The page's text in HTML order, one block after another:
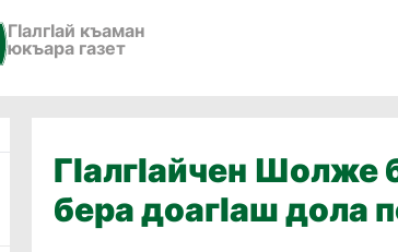
ГӀалгӀай къаман
юкъара газет
ГIалгIайчен Шолже
бера доагIаш дола